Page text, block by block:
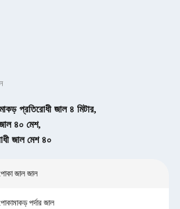
প্রতিরোধী জাল ৪ মিটার,
৪০ মেশ,
জাল মেশ ৪০
জাল জাল
পর্দার জাল